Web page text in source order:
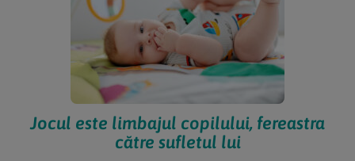
Jocul este limbajul copilului, fereastra
către sufletul lui